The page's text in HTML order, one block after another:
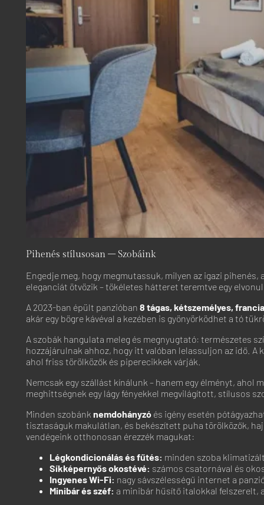
Pihenés stílusosan – Szobáink
Engedje meg, hogy megmutassuk, milyen az igazi
eleganciát ötvözik – tökéletes hátteret teremtve egy
A 2023-ban épült panzióban8 tágas, kétszemélyes,
akár egy bögre kávéval a kezében is gyönyörködhet a tó
A szobák hangulata meleg és megnyugtató: természetes
hozzájárulnak ahhoz, hogy itt valóban lelassuljon az idő. A
ahol friss törölközők és piperecikkek várják.
Nemcsak egy szállást kínálunk – hanem egy élményt, ahol
meghittségnek egy lágy fényekkel megvilágított, stílusos
Minden szobánknemdohányzó és igény esetén
tisztaságuk makulátlan, és bekészített puha törölközők,
vendégeink otthonosan érezzék magukat:
Légkondicionálás és fűtés: minden szoba
Síkképernyős okostévé: számos csatornával és
Ingyenes Wi-Fi: nagy sávszélességű internet a
Minibár és széf: a minibár hűsítő italokkal felszerelt,